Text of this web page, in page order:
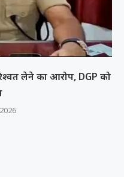
लेने का आरोप, DGP को